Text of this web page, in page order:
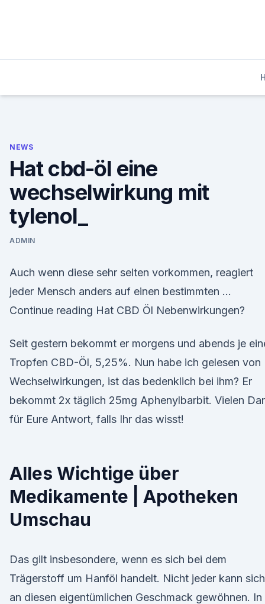
NEWS
Hat cbd-öl eine
wechselwirkung mit
tylenol_
ADMIN
Auch wenn diese sehr selten vorkommen, reagiert
jeder Mensch anders auf einen bestimmten …
Continue reading Hat CBD Öl Nebenwirkungen?
Seit gestern bekommt er morgens und abends je
Tropfen CBD-Öl, 5,25%. Nun habe ich gelesen von
Wechselwirkungen, ist das bedenklich bei ihm? Er
bekommt 2x täglich 25mg Aphenylbarbit. Vielen
für Eure Antwort, falls Ihr das wisst!
Alles Wichtige über
Medikamente | Apotheken
Umschau
Das gilt insbesondere, wenn es sich bei dem
Trägerstoff um Hanföl handelt. Nicht jeder kann sich
an diesen eigentümlichen Geschmack gewöhnen. In